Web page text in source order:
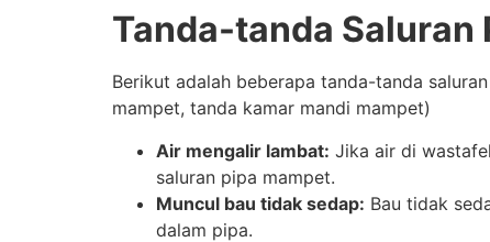
Tanda-tanda Saluran
Berikut adalah beberapa tanda-tanda
mampet, tanda kamar mandi mampet)
Air mengalir lambat: Jika air di
saluran pipa mampet.
Muncul bau tidak sedap: Bau tidak
dalam pipa.